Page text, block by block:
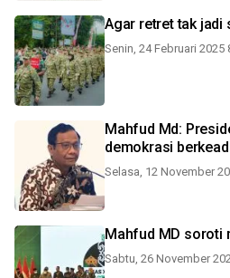
Agar retret
Senin, 24 Februari 2025
Mahfud Md:
demokrasi
Selasa, 12 November
Mahfud MD soroti
Sabtu, 26 November